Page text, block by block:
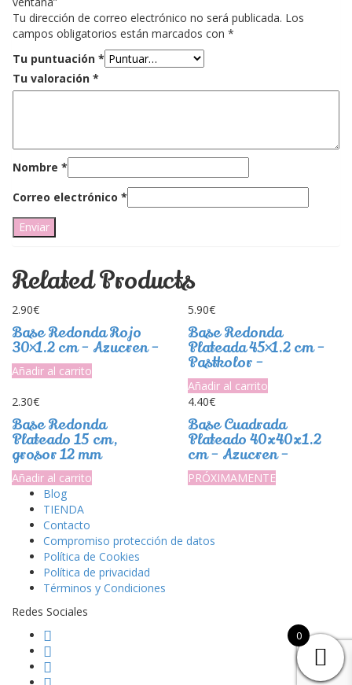
Tu dirección de correo electrónico no será publicada. Los
campos obligatorios están marcados con *
Tu puntuación *
Tu valoración *
Nombre *
Correo electrónico *
Related Products
2.90€
Base Redonda Rojo
30×1.2 cm – Azucren –
Añadir al carrito
5.90€
Base Redonda
Plateada 45×1.2 cm –
Pastkolor –
Añadir al carrito
2.30€
Base Redonda
Plateado 15 cm,
grosor 12 mm
Añadir al carrito
4.40€
Base Cuadrada
Plateado 40x40x1.2
cm – Azucren –
PRÓXIMAMENTE
Blog
TIENDA
Contacto
Compromiso protección de datos
Política de Cookies
Política de privacidad
Términos y Condiciones
Redes Sociales
0